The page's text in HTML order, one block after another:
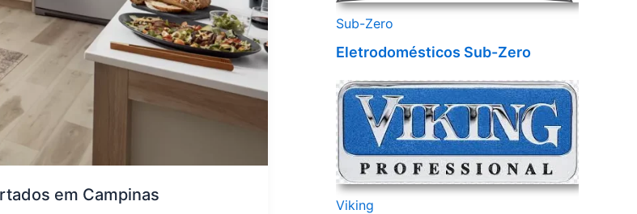
em Campinas
Sub-Zero
Eletrodomésticos Sub-Zero
Viking